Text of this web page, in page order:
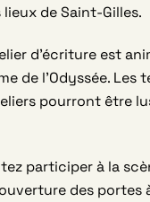
de Saint-Gilles.
d’écriture est
de l’Odyssée. Les
pourront être
participer à la
des portes